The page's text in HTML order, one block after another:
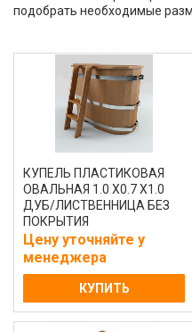
КУПЕЛЬ ПЛАСТИКОВАЯ
ОВАЛЬНАЯ 1.0 Х0.7 Х1.0
ДУБ/ЛИСТВЕННИЦА БЕЗ
ПОКРЫТИЯ
Цену уточняйте у
менеджера
КУПИТЬ
подобрать необходимые